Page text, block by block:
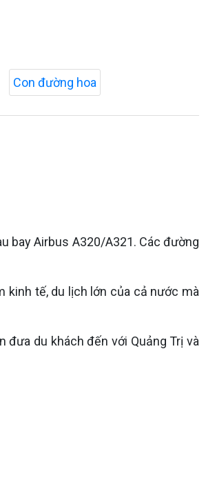
Con đường hoa
bay Airbus A320/A321. Các đường
kinh tế, du lịch lớn của cả nước mà
du khách đến với Quảng Trị và